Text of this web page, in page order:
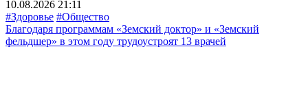
10.08.2026 21:11
#Здоровье #Общество
Благодаря программам «Земский доктор» и «Земский
фельдшер» в этом году трудоустроят 13 врачей